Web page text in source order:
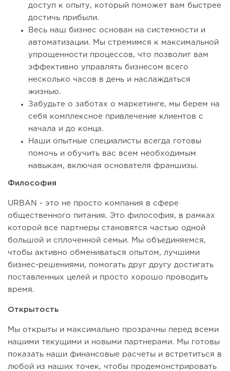
доступ к опыту, который поможет вам быстрее
достичь прибыли.
Весь наш бизнес основан на системности и
автоматизации. Мы стремимся к максимальной
упрощенности процессов, что позволит вам
эффективно управлять бизнесом всего
несколько часов в день и наслаждаться
жизнью.
Забудьте о заботах о маркетинге, мы берем на
себя комплексное привлечение клиентов с
начала и до конца.
Наши опытные специалисты всегда готовы
помочь и обучить вас всем необходимым
навыкам, включая основателя франшизы.
Философия
URBAN - это не просто компания в сфере
общественного питания. Это философия, в рамках
которой все партнеры становятся частью одной
большой и сплоченной семьи. Мы объединяемся,
чтобы активно обмениваться опытом, лучшими
бизнес-решениями, помогать друг другу достигать
поставленных целей и просто хорошо проводить
время.
Открытость
Мы открыты и максимально прозрачны перед всеми
нашими текущими и новыми партнерами. Мы готовы
показать наши финансовые расчеты и встретиться в
любой из наших точек, чтобы продемонстрировать